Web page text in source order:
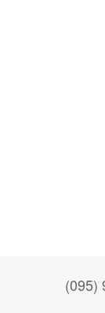
(095)